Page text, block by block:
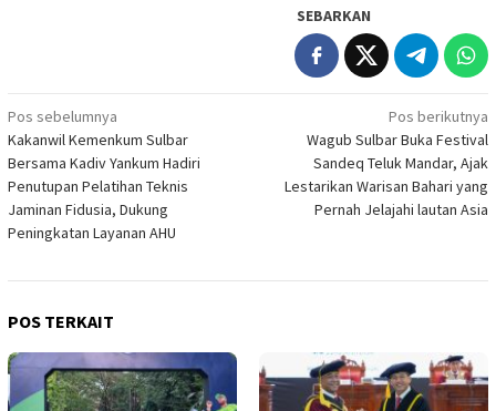
SEBARKAN
Navigasi
pos
Pos sebelumnya
Kakanwil Kemenkum Sulbar
Bersama Kadiv Yankum Hadiri
Penutupan Pelatihan Teknis
Jaminan Fidusia, Dukung
Peningkatan Layanan AHU
Pos berikutnya
Wagub Sulbar Buka Festival
Sandeq Teluk Mandar, Ajak
Lestarikan Warisan Bahari yang
Pernah Jelajahi lautan Asia
POS TERKAIT